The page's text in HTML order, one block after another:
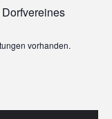
vorhanden.